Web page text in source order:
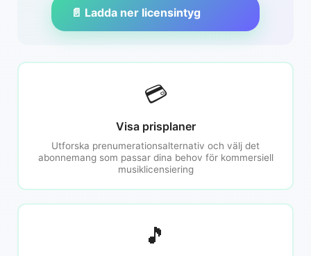
📄 Ladda ner licensintyg
💳
Visa prisplaner
Utforska prenumerationsalternativ och välj det
abonnemang som passar dina behov för kommersiell
musiklicensiering
🎵